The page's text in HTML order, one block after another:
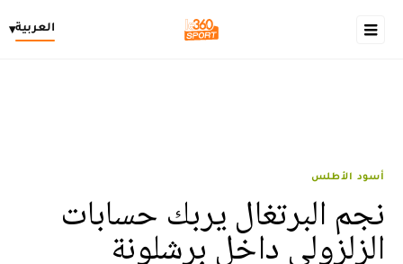
العربية▾
أسود الأطلس
نجم البرتغال يربك حسابات
الزلزولي داخل برشلونة